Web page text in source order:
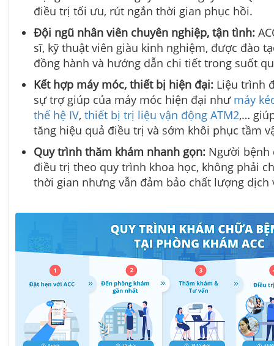
điều trị tối ưu, rút ngắn thời gian phục hồi.
Đội ngũ nhân viên chuyên nghiệp, tận tình:
sĩ, kỹ thuật viên giàu kinh nghiệm, được đào
đồng hành và hướng dẫn chi tiết trong suốt
Kết hợp máy móc, thiết bị hiện đại: Liệu trình
sự trợ giúp của máy móc hiện đại như máy
thế hệ IV, thiết bị trị liệu vận động ATM2,…
tăng hiệu quả điều trị và sớm khôi phục tầm
Quy trình thăm khám nhanh gọn: Người bệnh
điều trị theo quy trình khoa học, không phải
thời gian nhưng vẫn đảm bảo chất lượng dịch